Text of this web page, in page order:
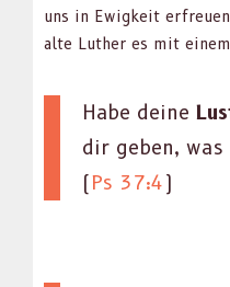
uns in Ewigkeit
alte Luther es mit
Habe deine
dir geben,
(Ps 37:4)